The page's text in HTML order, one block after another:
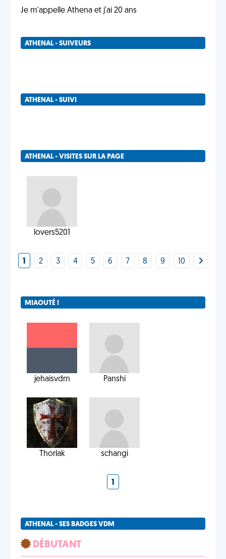
Je m'appelle Athena et j'ai 20 ans
ATHENAL - SUIVEURS
ATHENAL - SUIVI
ATHENAL - VISITES SUR LA PAGE
lovers5201
1 2 3 4 5 6 7 8 9 10
MIAOUTÉ !
jehaisvdm Panshi
Thorlak schangi
1
ATHENAL - SES BADGES VDM
DÉBUTANT